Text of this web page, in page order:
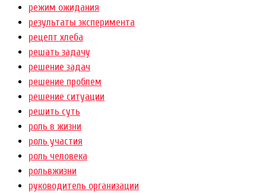
режим ожидания
результаты эксперимента
рецепт хлеба
решать задачу
решение задач
решение проблем
решение ситуации
решить суть
роль в жизни
роль участия
роль человека
рольвжизни
руководитель организации